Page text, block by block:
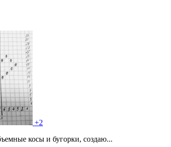
+2
косы и бугорки, создаю...